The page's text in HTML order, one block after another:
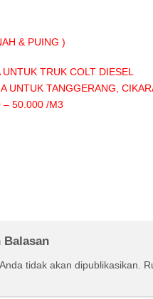
BATU :
URUG :
( TANAH &
TRUK COLT DIESEL
TANGGERANG,
/M3
Balasan
tidak akan dipublikasikan.